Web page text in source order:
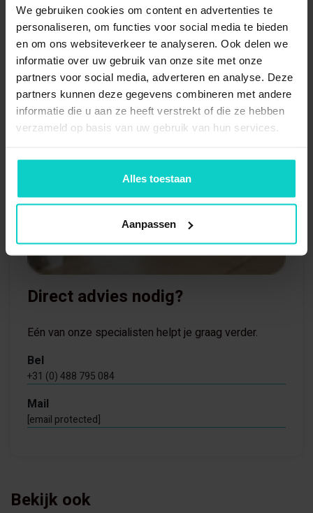
We gebruiken cookies om content en advertenties te
personaliseren, om functies voor social media te bieden
en om ons websiteverkeer te analyseren. Ook delen we
informatie over uw gebruik van onze site met onze
partners voor social media, adverteren en analyse. Deze
partners kunnen deze gegevens combineren met andere
informatie die u aan ze heeft verstrekt of die ze hebben
verzameld op basis van uw gebruik van hun services.
Alles toestaan
Aanpassen
Direct advies nodig?
Eén van onze specialisten helpt je graag verder.
Bel
+31 (0) 488 795 084
Mail
[email protected]
Bekijk ook